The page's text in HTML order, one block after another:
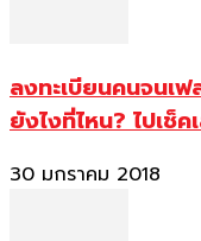
ลงทะเบียนคนจนเฟ
ยังไงที่ไหน? ไปเช็ค
30 มกราคม 2018